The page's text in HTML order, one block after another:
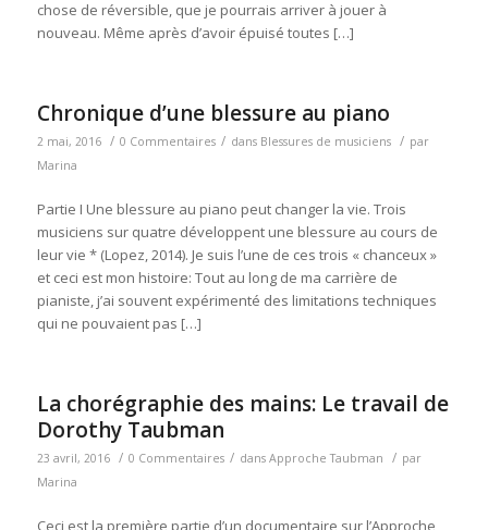
chose de réversible, que je pourrais arriver à jouer à
nouveau. Même après d’avoir épuisé toutes […]
Chronique d’une blessure au piano
2 mai, 2016 / 0 Commentaires / dans Blessures de musiciens / par
Marina
Partie I Une blessure au piano peut changer la vie. Trois
musiciens sur quatre développent une blessure au cours de
leur vie * (Lopez, 2014). Je suis l’une de ces trois « chanceux »
et ceci est mon histoire: Tout au long de ma carrière de
pianiste, j’ai souvent expérimenté des limitations techniques
qui ne pouvaient pas […]
La chorégraphie des mains: Le travail de
Dorothy Taubman
23 avril, 2016 / 0 Commentaires / dans Approche Taubman / par
Marina
Ceci est la première partie d’un documentaire sur l’Approche